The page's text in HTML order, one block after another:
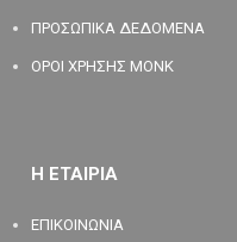
ΠΡΟΣΩΠΙΚΑ ΔΕΔΟΜΕΝΑ
ΟΡΟΙ ΧΡΗΣΗΣ MONK
Η ΕΤΑΙΡΙΑ
ΕΠΙΚΟΙΝΩΝΙΑ